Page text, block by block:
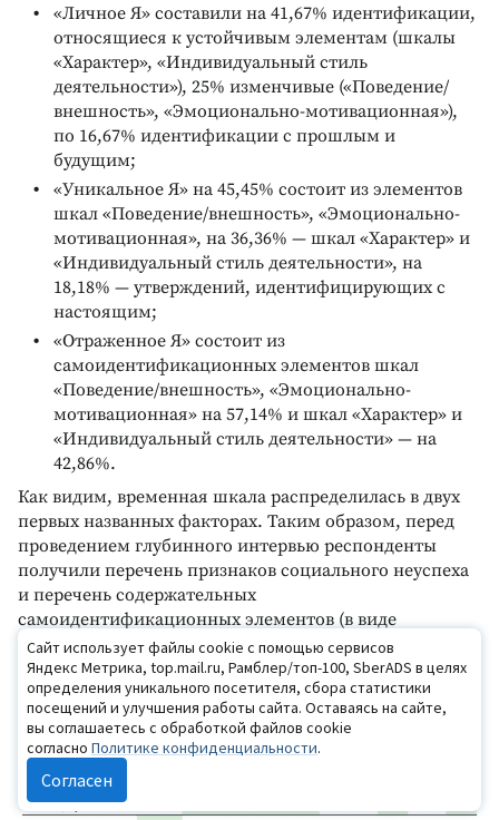
«Личное Я» составили на 41,67% идентификации,
относящиеся к устойчивым элементам (шкалы
«Характер», «Индивидуальный стиль
деятельности»), 25% изменчивые («Поведение/
внешность», «Эмоционально-мотивационная»),
по 16,67% идентификации с прошлым и
будущим;
«Уникальное Я» на 45,45% состоит из элементов
шкал «Поведение/внешность», «Эмоционально-
мотивационная», на 36,36% — шкал «Характер» и
«Индивидуальный стиль деятельности», на
18,18% — утверждений, идентифицирующих с
настоящим;
«Отраженное Я» состоит из
самоидентификационных элементов шкал
«Поведение/внешность», «Эмоционально-
мотивационная» на 57,14% и шкал «Характер» и
«Индивидуальный стиль деятельности» — на
42,86%.
Как видим, временная шкала распределилась в двух
первых названных факторах. Таким образом, перед
проведением глубинного интервью респонденты
получили перечень признаков социального неуспеха
и перечень содержательных
самоидентификационных элементов (в виде
утверждений) по категориям, отраженным на рис 1.
Результаты интервью приведены в табл. 1.
Сайт использует файлы cookie с помощью сервисов
Яндекс Метрика, top.mail.ru, Рамблер/топ-100, SberADS в целях
определения уникального посетителя, сбора статистики
посещений и улучшения работы сайта. Оставаясь на сайте,
вы соглашаетесь с обработкой файлов cookie
согласно Политике конфиденциальности.
Согласен